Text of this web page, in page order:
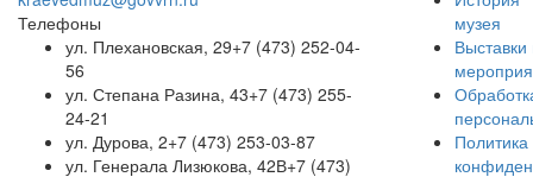
Телефоны
ул. Плехановская, 29+7 (473) 252-04-
56
ул. Степана Разина, 43+7 (473) 255-
24-21
ул. Дурова, 2+7 (473) 253-03-87
ул. Генерала Лизюкова, 42В+7 (473)
музея
Выставки
Политика